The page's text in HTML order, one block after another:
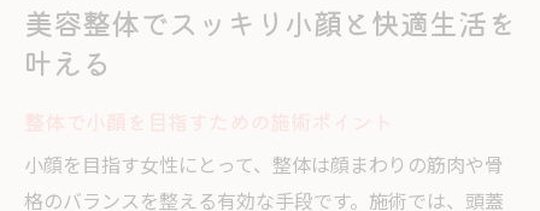
美容整体でスッキリ小顔と快適生活を
叶える
小顔を目指す女性にとって、整体は顔まわりの筋肉や骨
格のバランスを整える有効な手段です。施術では、頭蓋